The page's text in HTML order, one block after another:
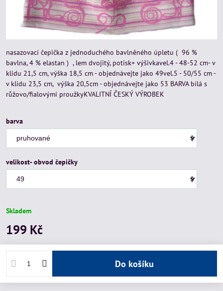
nasazovací čepička z jednoduchého bavlněného úpletu ( 96 %
bavlna, 4 % elastan ) , lem dvojitý, potisk+ výšivkavel.4 - 48-52 cm- v
klidu 21,5 cm, výška 18,5 cm - objednávejte jako 49vel.5 - 50/55 cm -
v klidu 23,5 cm, výška 20,5cm - objednávejte jako 53 BARVA bílá s
růžovo/fialovými proužkyKVALITNÍ ČESKÝ VÝROBEK
barva
velikost- obvod čepičky
Skladem
199 Kč
Do košíku